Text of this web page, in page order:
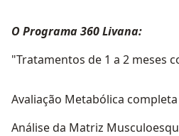
O Programa 360 Livana:
"Tratamentos de 1 a 2 meses
Avaliação Metabólica completa
Análise da Matriz